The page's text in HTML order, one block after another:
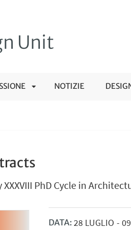
Unit
NOTIZIE
PhD Cycle in
DATA: 28 LUGLIO - 09